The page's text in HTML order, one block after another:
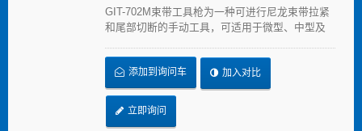
GIT-702M束带工具枪为一种可进行尼龙束带拉紧
和尾部切断的手动工具，可适用于微型、中型及
后仍维持一致的强度，并可透过旋钮进行拉伸强
度调整。其枪型的外观设计可便于于空间受限的
环境进行使用。 允许拉伸强度从18到50磅的张
力。
添加到询问车 加入对比
立即询问